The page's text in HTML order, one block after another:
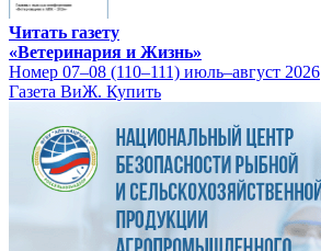
Читать газету
«Ветеринария и Жизнь»
Номер 07–08 (110–111) июль–август 2026
Газета ВиЖ. Купить